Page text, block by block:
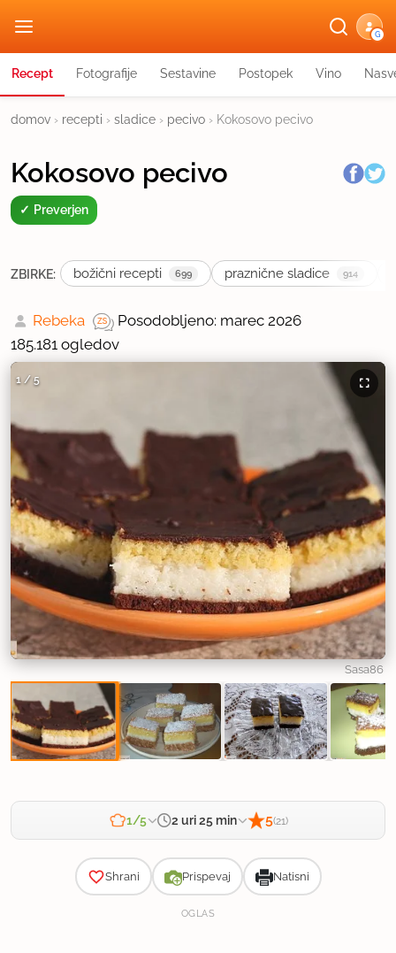
G
Recept Fotografije Sestavine Postopek Vino
domov › recepti › sladice › pecivo › Kokosovo pecivo
Kokosovo pecivo
Preverjen
ZBIRKE: božični recepti 699 praznične sladice 914
Rebeka
Posodobljeno: marec 2026
185.181 ogledov
1 / 5
Sasa86
1/5 2 uri 25 min
25 min| 30 min| 1 ura 30 min
5(21)
Shrani Prispevaj Natisni
OGLAS